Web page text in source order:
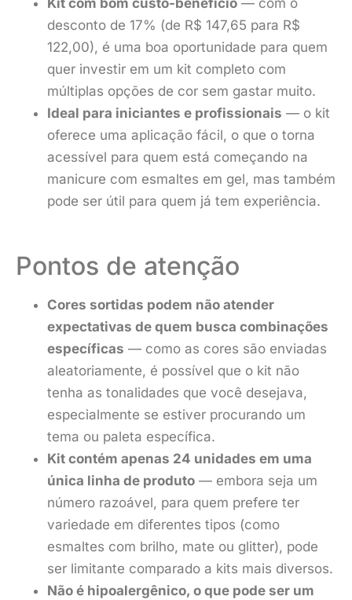
Kit com bom custo-benefício — com o
desconto de 17% (de R$ 147,65 para R$
122,00), é uma boa oportunidade para quem
quer investir em um kit completo com
múltiplas opções de cor sem gastar muito.
Ideal para iniciantes e profissionais — o kit
oferece uma aplicação fácil, o que o torna
acessível para quem está começando na
manicure com esmaltes em gel, mas também
pode ser útil para quem já tem experiência.
Pontos de atenção
Cores sortidas podem não atender
expectativas de quem busca combinações
específicas — como as cores são enviadas
aleatoriamente, é possível que o kit não
tenha as tonalidades que você desejava,
especialmente se estiver procurando um
tema ou paleta específica.
Kit contém apenas 24 unidades em uma
única linha de produto — embora seja um
número razoável, para quem prefere ter
variedade em diferentes tipos (como
esmaltes com brilho, mate ou glitter), pode
ser limitante comparado a kits mais diversos.
Não é hipoalergênico, o que pode ser um